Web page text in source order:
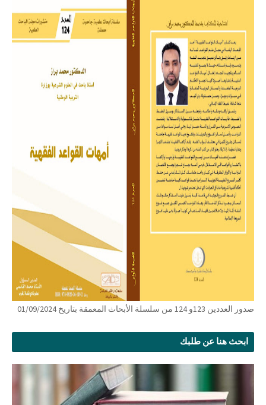
صدور العددين 123و 124 من سلسلة الأبحاث المعمقة بتاريخ 01/09/2024
ابحث هنا عن طلبك